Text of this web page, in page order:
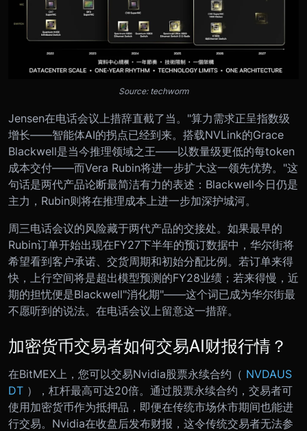
Source: techworm
Jensen在电话会议上措辞直截了当。"算力需求正呈指数级
增长——智能体AI的拐点已经到来。搭载NVLink的Grace
Blackwell是当今推理领域之王——以数量级更低的每token
成本交付——而Vera Rubin将进一步扩大这一领先优势。"这
句话是两代产品论断最简洁有力的表述：Blackwell今日仍是
主力，Rubin则将在推理成本上进一步加深护城河。
周三电话会议的风险藏于两代产品的交接处。如果最早的
Rubin订单开始出现在FY27下半年的预订数据中，华尔街将
希望看到客户承诺、交货周期和初始分配比例。若订单来得
快，上行空间将是超出模型预测的FY28业绩；若来得慢，近
期的担忧便是Blackwell"消化期"——这个词已成为华尔街最
不愿听到的说法。在电话会议上留意这一措辞。
加密货币交易者如何交易AI财报行情？
在BitMEX上，您可以交易Nvidia股票永续合约（ NVDAUS
DT ），杠杆最高可达20倍。通过股票永续合约，交易者可
使用加密货币作为抵押品，即便在传统市场休市期间也能进
行交易。Nvidia在收盘后发布财报，这令传统交易者无法参